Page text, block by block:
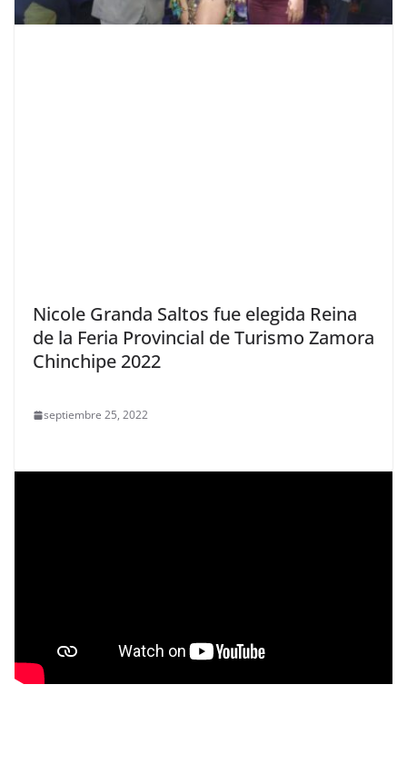
Nicole Granda Saltos fue elegida Reina
de la Feria Provincial de Turismo Zamora
Chinchipe 2022
septiembre 25, 2022